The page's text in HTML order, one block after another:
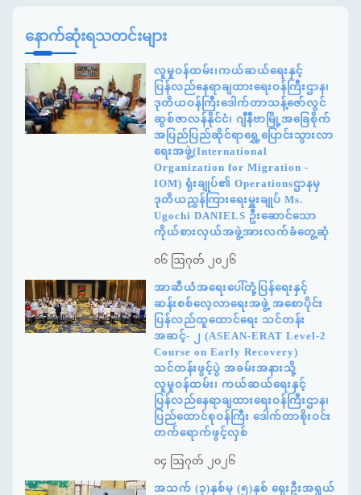
နောက်ဆုံးရသတင်းများ
လူမှုဝန်ထမ်း၊ကယ်ဆယ်ရေးနှင့်
ပြန်လည်နေရာချထားရေးဝန်ကြီးဌာန၊
ဒုတိယဝန်ကြီးဒေါက်တာသန့်ဇော်လွင်
ဆွစ်ဇာလန်နိုင်ငံ၊ ဂျီနီဗာမြို့အခြေစိုက်
အပြည်ပြည်ဆိုင်ရာရွှေ့ပြောင်းသွားလာ
ရေးအဖွဲ့(International
Organization for Migration -
IOM) ရုံးချုပ်၏ Operationsဌာနမှ
ဒုတိယညွှန်ကြားရေးမှူးချုပ် Ms.
Ugochi DANIELS ဦးဆောင်သော
ကိုယ်စားလှယ်အဖွဲ့အားလက်ခံတွေ့ဆုံ
၀၆ ဩဂုတ် ၂၀၂၆
အာဆီယံအရေးပေါ်တုံ့ပြန်ရေးနှင့်
ဆန်းစစ်လေ့လာရေးအဖွဲ့ အစောပိုင်း
ပြန်လည်ထူထောင်ရေး သင်တန်း
အဆင့်- ၂ (ASEAN-ERAT Level-2
Course on Early Recovery)
သင်တန်းဖွင့်ပွဲ အခမ်းအနားသို့
လူမှုဝန်ထမ်း၊ ကယ်ဆယ်ရေးနှင့်
ပြန်လည်နေရာချထားရေးဝန်ကြီးဌာန၊
ပြည်ထောင်စုဝန်ကြီး ဒေါက်တာစိုးဝင်း
တက်ရောက်ဖွင့်လှစ်
၀၄ ဩဂုတ် ၂၀၂၆
အသက် (၃)နှစ်မှ (၅)နှစ် ရှေးဦးအရွယ်